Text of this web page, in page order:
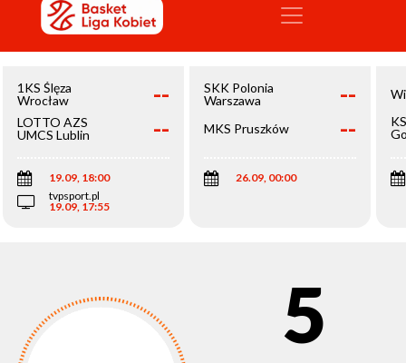
1KS Ślęza
Wrocław
--
LOTTO AZS
UMCS Lublin
--
19.09, 18:00
tvpsport.pl
19.09, 17:55
SKK Polonia
Warszawa
--
MKS Pruszków --
26.09, 00:00
5